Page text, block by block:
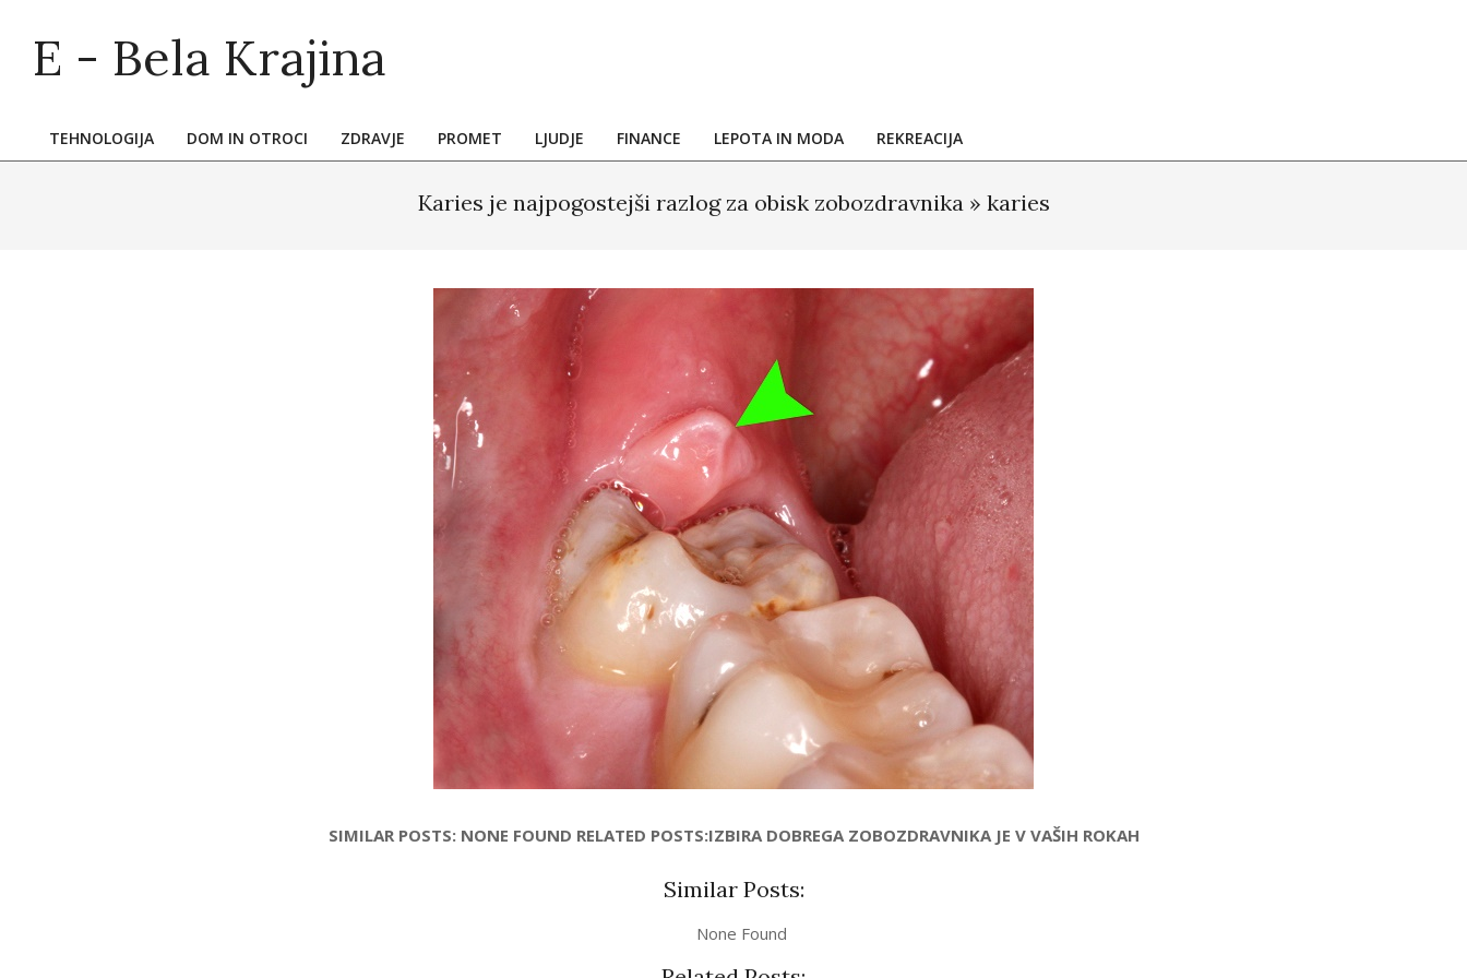
contentE - Bela Krajina
Primary
TEHNOLOGIJA DOM IN OTROCI ZDRAVJE PROMET LJUDJE FINANCE LEPOTA IN MODA REKREACIJA
Karies je najpogostejši razlog za obisk zobozdravnika » karies
SIMILAR POSTS: NONE FOUND RELATED POSTS:IZBIRA DOBREGA ZOBOZDRAVNIKA JE V VAŠIH ROKAH
Similar Posts:
None Found